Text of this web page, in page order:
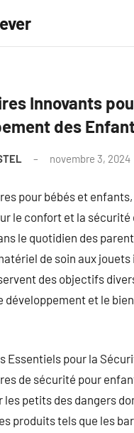
Innovants
des
novembre 3, 2024
pour bébés et
le confort et la sécurité
le quotidien des
de soin aux
des objectifs
développement et le
Essentiels pour la
de sécurité pour
les petits des dangers
produits tels que les